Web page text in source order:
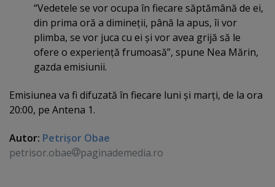
“Vedetele se vor ocupa în fiecare săptămână de ei,
din prima oră a dimineţii, până la apus, îi vor
plimba, se vor juca cu ei şi vor avea grijă să le
ofere o experienţă frumoasă”, spune Nea Mărin,
gazda emisiunii.
Emisiunea va fi difuzată în fiecare luni şi marţi, de la ora
20:00, pe Antena 1.
Autor: Petrişor Obae
petrisor.obae
paginademedia.ro